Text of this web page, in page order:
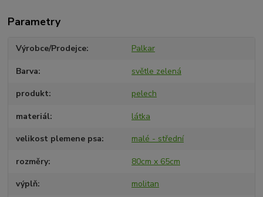
Parametry
Výrobce/Prodejce Palkar
Barva světle zelená
produkt pelech
materiál látka
velikost plemene psa malé - střední
rozměry 80cm x 65cm
výplň molitan